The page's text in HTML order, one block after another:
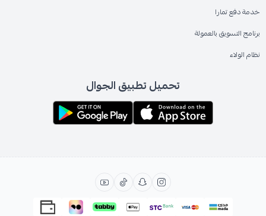
خدمة دفع تمارا
برنامج التسويق بالعمولة
نظام الولاء
تحميل تطبيق الجوال